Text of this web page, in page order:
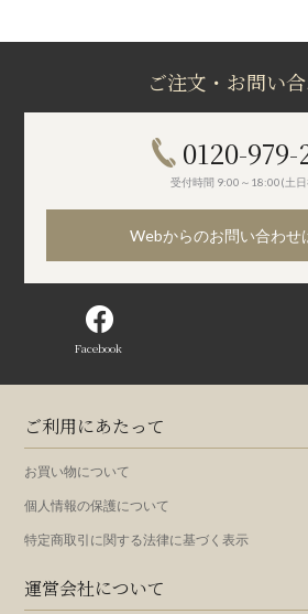
ご注文・お問い
0120-979-
受付時間 9:00～18:00(土日
Webからのお問い合わせ
Facebook
ご利用にあたって
お買い物について
個人情報の保護について
特定商取引に関する法律に基づく表示
運営会社について